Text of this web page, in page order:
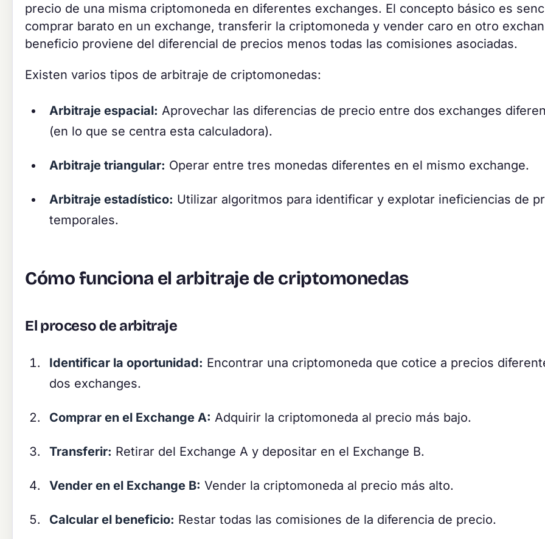
precio de una misma criptomoneda en diferentes exchanges. El concepto básico es
comprar barato en un exchange, transferir la criptomoneda y vender caro en otro
beneficio proviene del diferencial de precios menos todas las comisiones asociadas.
Existen varios tipos de arbitraje de criptomonedas:
Arbitraje espacial: Aprovechar las diferencias de precio entre dos exchanges
(en lo que se centra esta calculadora).
Arbitraje triangular: Operar entre tres monedas diferentes en el mismo exchange.
Arbitraje estadístico: Utilizar algoritmos para identificar y explotar ineficiencias de
temporales.
Cómo funciona el arbitraje de criptomonedas
El proceso de arbitraje
Identificar la oportunidad: Encontrar una criptomoneda que cotice a precios
dos exchanges.
Comprar en el Exchange A: Adquirir la criptomoneda al precio más bajo.
Transferir: Retirar del Exchange A y depositar en el Exchange B.
Vender en el Exchange B: Vender la criptomoneda al precio más alto.
Calcular el beneficio: Restar todas las comisiones de la diferencia de precio.